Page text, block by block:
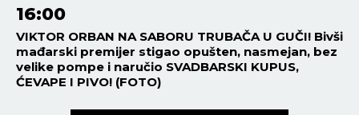
16:00
VIKTOR ORBAN NA SABORU TRUBAČA U GUČI! Bivši
mađarski premijer stigao opušten, nasmejan, bez
velike pompe i naručio SVADBARSKI KUPUS,
ĆEVAPE I PIVO! (FOTO)